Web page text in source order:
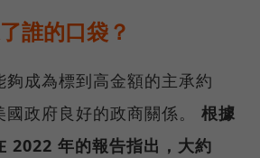
誰的口袋？
夠成為標到高金額的主承約
政府良好的政商關係。 根據
2022 年的報告指出，大約